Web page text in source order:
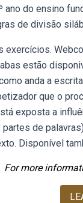
ano do ensino
de divisão
estão
anda a
que o
exposta a
de
Disponível
For more